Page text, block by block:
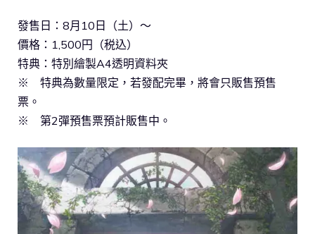
發售日：8月10日（土）～
價格：1,500円（税込）
特典：特別繪製A4透明資料夾
※ 特典為數量限定，若發配完畢，將會只販售預售
票。
※ 第2彈預售票預計販售中。